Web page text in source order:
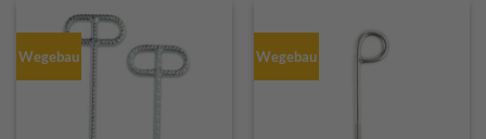
Wegebau Wegebau